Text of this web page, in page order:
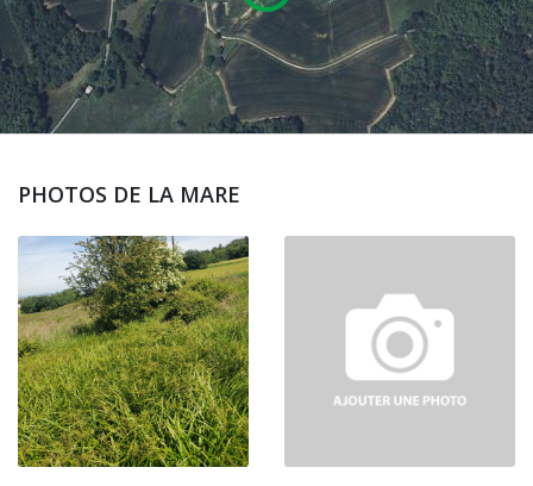
PHOTOS DE LA MARE